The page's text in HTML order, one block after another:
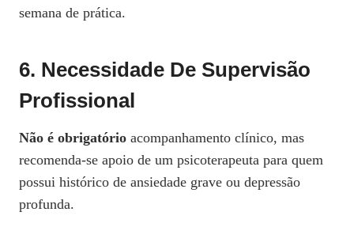
semana de prática.
6. Necessidade De Supervisão
Profissional
Não é obrigatório acompanhamento clínico, mas
recomenda‑se apoio de um psicoterapeuta para quem
possui histórico de ansiedade grave ou depressão
profunda.